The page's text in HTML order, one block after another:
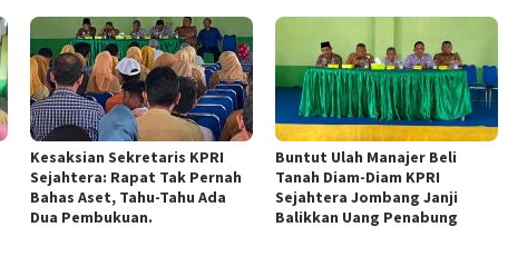
Kesaksian Sekretaris KPRI
Sejahtera: Rapat Tak Pernah
Bahas Aset, Tahu-Tahu Ada
Dua Pembukuan.
Buntut Ulah Manajer Beli
Tanah Diam-Diam KPRI
Sejahtera Jombang Janji
Balikkan Uang Penabung